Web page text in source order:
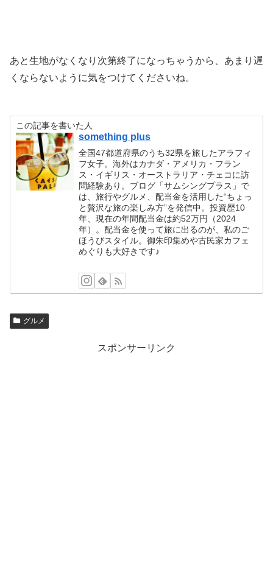
あと生地がなくなり次第終了になっちゃうから、あまり遅
くならないように気をつけてくださいね。
この記事を書いた人
something plus
全国47都道府県のうち32県を旅したアラフィ
フ女子。海外はカナダ・アメリカ・フラン
ス・イギリス・オーストラリア・チェコに訪
問経験あり。ブログ「サムシングプラス」で
は、旅行やグルメ、配当金を活用した“ちょっ
と贅沢な旅の楽しみ方”を発信中。投資歴10
年、現在の年間配当金は約52万円（2024
年）。配当金を使って旅に出るのが、私のご
ほうびスタイル。御朱印集めや古民家カフェ
めぐりも大好きです♪
グルメ
スポンサーリンク